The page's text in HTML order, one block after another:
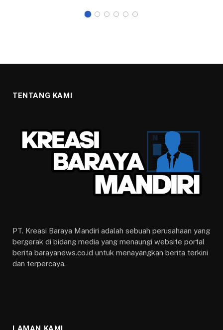
TENTANG KAMI
PT. Kreasi Baraya Mandiri adalah sebuah perusahaan yang
bergerak di bidang media yang menaungi website portal
berita barayanews.co.id untuk menayangkan berita terkini
dan terpercaya.